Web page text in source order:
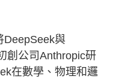
DeepSeek與
創公司Anthropic研
在數學、物理和邏